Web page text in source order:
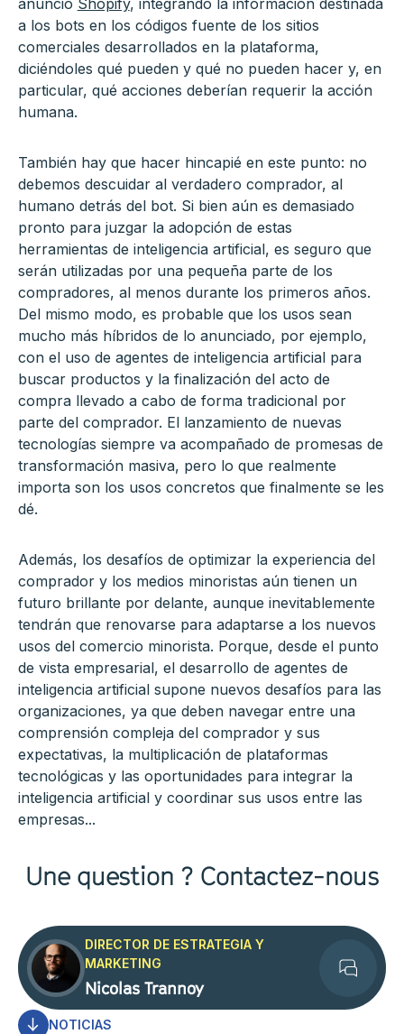
a los bots en los códigos fuente de los sitios
comerciales desarrollados en la plataforma,
diciéndoles qué pueden y qué no pueden hacer y, en
particular, qué acciones deberían requerir la acción
humana.
También hay que hacer hincapié en este punto: no
debemos descuidar al verdadero comprador, al
humano detrás del bot. Si bien aún es demasiado
pronto para juzgar la adopción de estas
herramientas de inteligencia artificial, es seguro que
serán utilizadas por una pequeña parte de los
compradores, al menos durante los primeros años.
Del mismo modo, es probable que los usos sean
mucho más híbridos de lo anunciado, por ejemplo,
con el uso de agentes de inteligencia artificial para
buscar productos y la finalización del acto de
compra llevado a cabo de forma tradicional por
parte del comprador. El lanzamiento de nuevas
tecnologías siempre va acompañado de promesas de
transformación masiva, pero lo que realmente
importa son los usos concretos que finalmente se les
dé.
Además, los desafíos de optimizar la experiencia del
comprador y los medios minoristas aún tienen un
futuro brillante por delante, aunque inevitablemente
tendrán que renovarse para adaptarse a los nuevos
usos del comercio minorista. Porque, desde el punto
de vista empresarial, el desarrollo de agentes de
inteligencia artificial supone nuevos desafíos para las
organizaciones, ya que deben navegar entre una
comprensión compleja del comprador y sus
expectativas, la multiplicación de plataformas
tecnológicas y las oportunidades para integrar la
inteligencia artificial y coordinar sus usos entre las
empresas...
Une question ? Contactez-nous
DIRECTOR DE ESTRATEGIA Y
MARKETING
Nicolas Trannoy Contact
NOTICIAS